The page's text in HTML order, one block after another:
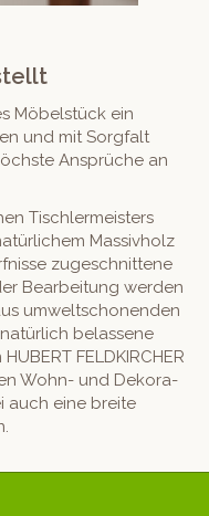
Möbel­stück ein
und mit Sorgfalt
Ansprüche an
Tis­chler­meis­ters
Mas­sivholz
zugeschnit­tene
Bear­beitung wer­den
umweltscho­nen­den
belassene
FELDKIRCHER
Wohn- und Deko­ra­
auch eine bre­ite